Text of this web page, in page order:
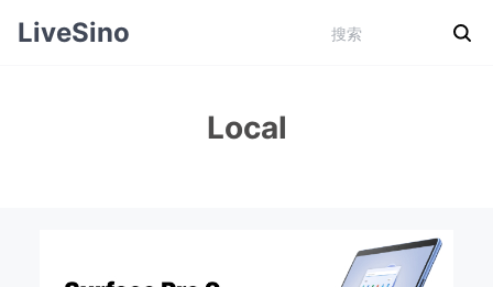
LiveSino
Local